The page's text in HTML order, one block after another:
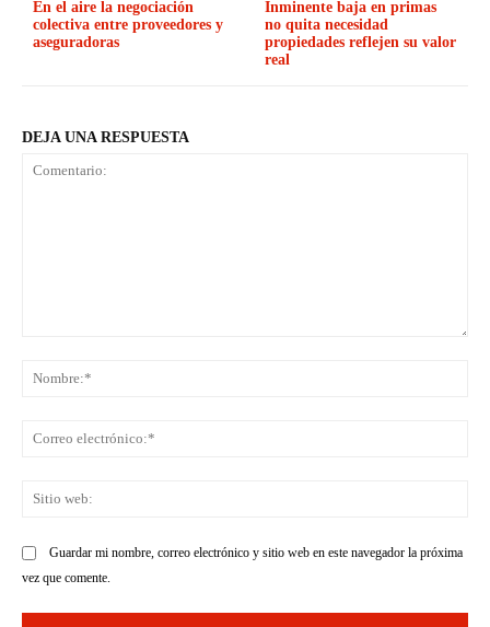
En el aire la negociación
colectiva entre proveedores y
aseguradoras
Inminente baja en primas
no quita necesidad
propiedades reflejen su valor
real
DEJA UNA RESPUESTA
Guardar mi nombre, correo electrónico y sitio web en este navegador la próxima
vez que comente.